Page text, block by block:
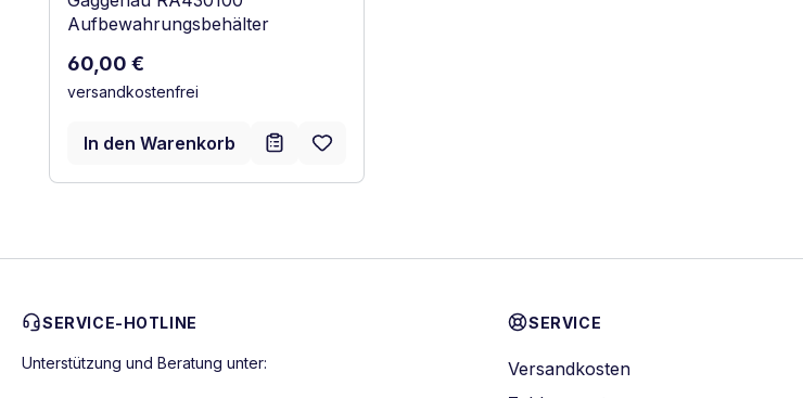
Aufbewahrungsbehälter
Regulärer Preis:
60,00 €
versandkostenfrei
In den Warenkorb
SERVICE-HOTLINE
Unterstützung und Beratung unter:
SERVICE
Versandkosten